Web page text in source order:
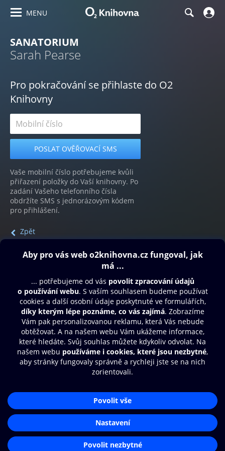
MENU
SANATORIUM
Sarah Pearse
Pro pokračování se přihlaste do O2
Knihovny
Vaše mobilní číslo potřebujeme kvůli
přiřazení položky do Vaší knihovny. Po
zadání Vašeho telefonního čísla
obdržíte SMS s jednorázovým kódem
pro přihlášení.
Zpět
Obsah ke stažení
Moje O2 Knihovna
Další zábava
© O2 Czech Republic a.s.
Přístupnost
Zásady zpracování osobních údajů
Nastavení cookies
Aplikace O2 Knihovna
Čti a poslouchej své e-knihy a
audioknihy rychleji a pohodlněji.